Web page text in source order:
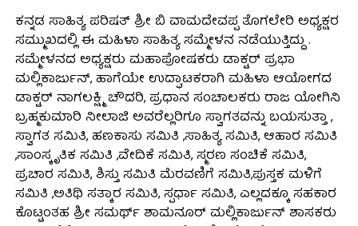
ಕನ್ನಡ ಸಾಹಿತ್ಯ ಪರಿಷತ್ ಶ್ರೀ ಬಿ ವಾಮದೇವಪ್ಪ ತೊಗಲೇರಿ ಅಧ್ಯಕ್ಷರ
ಸಮ್ಮುಖದಲ್ಲಿ ಈ ಮಹಿಳಾ ಸಾಹಿತ್ಯ ಸಮ್ಮೇಳನ ನಡೆಯುತ್ತಿದ್ದು .
ಸಮ್ಮೇಳನದ ಅಧ್ಯಕ್ಷರು ಮಹಾಪೋಷಕರು ಡಾಕ್ಟರ್ ಪ್ರಭಾ
ಮಲ್ಲಿಕಾರ್ಜುನ್, ಹಾಗೆಯೇ ಉದ್ಘಾಟಕರಾಗಿ ಮಹಿಳಾ ಆಯೋಗದ
ಡಾಕ್ಟರ್ ನಾಗಲಕ್ಷ್ಮಿ ಚೌದರಿ, ಪ್ರಧಾನ ಸಂಚಾಲಕರು ರಾಜ ಯೋಗಿನಿ
ಬ್ರಹ್ಮಕುಮಾರಿ ನೀಲಾಜಿ ಅವರೆಲ್ಲರಿಗೂ ಸ್ವಾಗತವನ್ನು ಬಯಸುತ್ತಾ ,
ಸ್ವಾಗತ ಸಮಿತಿ, ಹಣಕಾಸು ಸಮಿತಿ ,ಸಾಹಿತ್ಯ ಸಮಿತಿ, ಆಹಾರ ಸಮಿತಿ
,ಸಾಂಸ್ಕೃತಿಕ ಸಮಿತಿ ,ವೇದಿಕೆ ಸಮಿತಿ, ಸ್ಮರಣ ಸಂಚಿಕೆ ಸಮಿತಿ,
ಪ್ರಚಾರ ಸಮಿತಿ, ಶಿಸ್ತು ಸಮಿತಿ ಮೆರವಣಿಗೆ ಸಮಿತಿ,ಪುಸ್ತಕ ಮಳಿಗೆ
ಸಮಿತಿ ,ಅತಿಥಿ ಸತ್ಕಾರ ಸಮಿತಿ, ಸ್ಪರ್ಧಾ ಸಮಿತಿ, ಎಲ್ಲದಕ್ಕೂ ಸಹಕಾರ
ಕೊಟ್ಟಂತಹ ಶ್ರೀ ಸಮರ್ಥ್ ಶಾಮನೂರ್ ಮಲ್ಲಿಕಾರ್ಜುನ್ ಶಾಸಕರು